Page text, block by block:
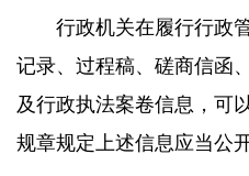
行政机关在履行行政
记录、过程稿、磋商信函
及行政执法案卷信息，可
规章规定上述信息应当公